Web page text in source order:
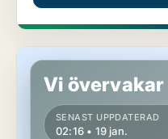
Butikslokal på Östermalm
Vi
SENAST UPPDATERAD
02:16 • 19 jan.